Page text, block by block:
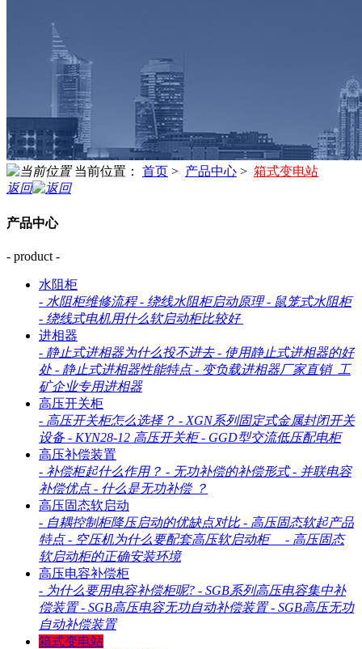
当前位置： 首页 > 产品中心 > 箱式变电站
返回
产品中心
- product -
水阻柜
- 水阻柜维修流程 - 绕线水阻柜启动原理 - 鼠笼式水阻柜
- 绕线式电机用什么软启动柜比较好
进相器
- 静止式进相器为什么投不进去 - 使用静止式进相器的好
处 - 静止式进相器性能特点 - 变负载进相器厂家直销_工
矿企业专用进相器
高压开关柜
- 高压开关柜怎么选择？ - XGN系列固定式金属封闭开关
设备 - KYN28-12 高压开关柜 - GGD型交流低压配电柜
高压补偿装置
- 补偿柜起什么作用？ - 无功补偿的补偿形式 - 并联电容
补偿优点 - 什么是无功补偿 ？
高压固态软启动
- 自耦控制柜降压启动的优缺点对比 - 高压固态软起产品
特点 - 空压机为什么要配套高压软启动柜 - 高压固态
软启动柜的正确安装环境
高压电容补偿柜
- 为什么要用电容补偿柜呢? - SGB系列高压电容集中补
偿装置 - SGB高压电容无功自动补偿装置 - SGB高压无功
自动补偿装置
箱式变电站